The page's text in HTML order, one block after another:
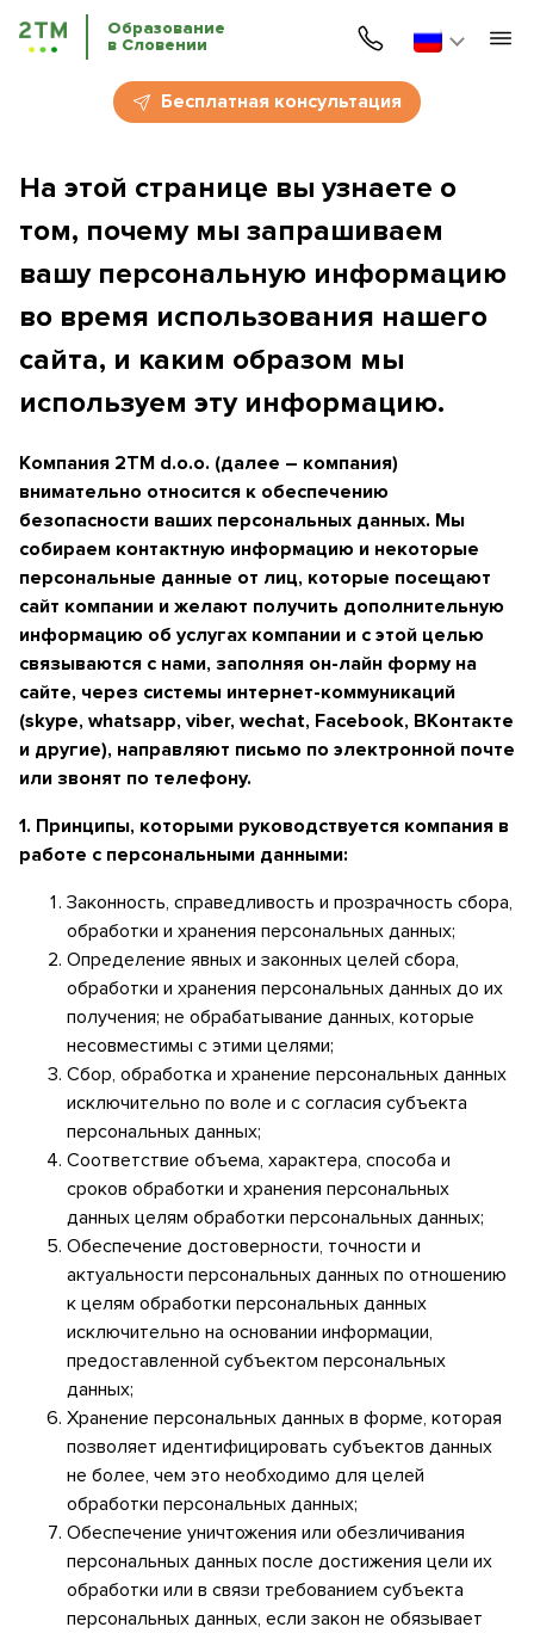
Образование
в Словении
Бесплатная консультация
Курсы словенского языка
ВНЖ Словении
Сроки поступления
Высшее образование
Профессиональное образование
Образование для взрослых
Образовательные программы
Стоимость услуг
Отзывы
Новости
Новости
Блог
Контакты
На этой странице вы узнаете о
том, почему мы запрашиваем
вашу персональную информацию
во время использования нашего
сайта, и каким образом мы
используем эту информацию.
Компания 2ТМ d.o.o. (далее – компания)
внимательно относится к обеспечению
безопасности ваших персональных данных. Мы
собираем контактную информацию и некоторые
персональные данные от лиц, которые посещают
сайт компании и желают получить дополнительную
информацию об услугах компании и с этой целью
связываются с нами, заполняя он-лайн форму на
сайте, через системы интернет-коммуникаций
(skype, whatsapp, viber, wechat, Facebook, ВКонтакте
и другие), направляют письмо по электронной почте
или звонят по телефону.
1. Принципы, которыми руководствуется компания в
работе с персональными данными:
Законность, справедливость и прозрачность сбора,
обработки и хранения персональных данных;
Определение явных и законных целей сбора,
обработки и хранения персональных данных до их
получения; не обрабатывание данных, которые
несовместимы с этими целями;
Сбор, обработка и хранение персональных данных
исключительно по воле и с согласия субъекта
персональных данных;
Соответствие объема, характера, способа и
сроков обработки и хранения персональных
данных целям обработки персональных данных;
Обеспечение достоверности, точности и
актуальности персональных данных по отношению
к целям обработки персональных данных
исключительно на основании информации,
предоставленной субъектом персональных
данных;
Хранение персональных данных в форме, которая
позволяет идентифицировать субъектов данных
не более, чем это необходимо для целей
обработки персональных данных;
Обеспечение уничтожения или обезличивания
персональных данных после достижения цели их
обработки или в связи требованием субъекта
персональных данных, если закон не обязывает